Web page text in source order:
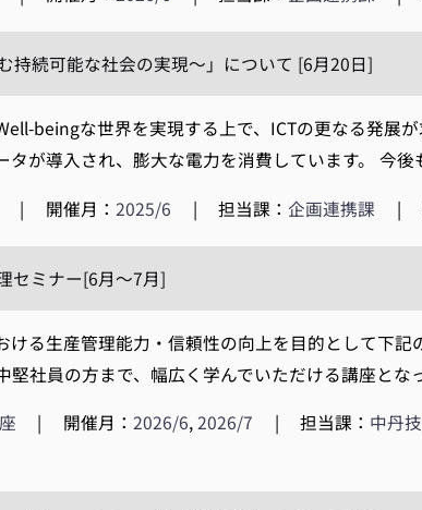
持続可能な社会の実現～」について [6月20日]
beingな世界を実現する上で、ICTの更なる発展
タが導入され、膨大な電力を消費しています。 今
| 開催月：2025/6 | 担当課：企画連携課 |
セミナー[6月～7月]
る生産管理能力・信頼性の向上を目的として下記
堅社員の方まで、幅広く学んでいただける講座と
| 開催月：2026/6,2026/7 | 担当課： 中丹